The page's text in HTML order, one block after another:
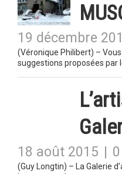
19 décembre
(Véronique Philibert) –
suggestions proposées par
18 août 2015
(Guy Longtin) – La Galerie